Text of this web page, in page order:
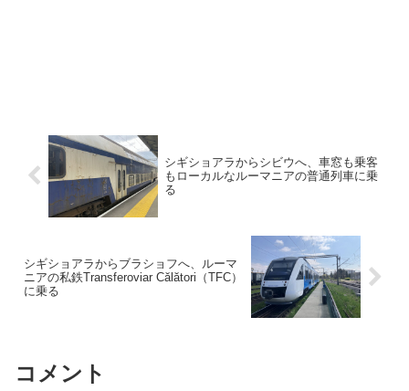
シギショアラからシビウへ、車窓も乗客
もローカルなルーマニアの普通列車に乗
る
シギショアラからブラショフへ、ルーマ
ニアの私鉄Transferoviar Călători（TFC）
に乗る
コメント